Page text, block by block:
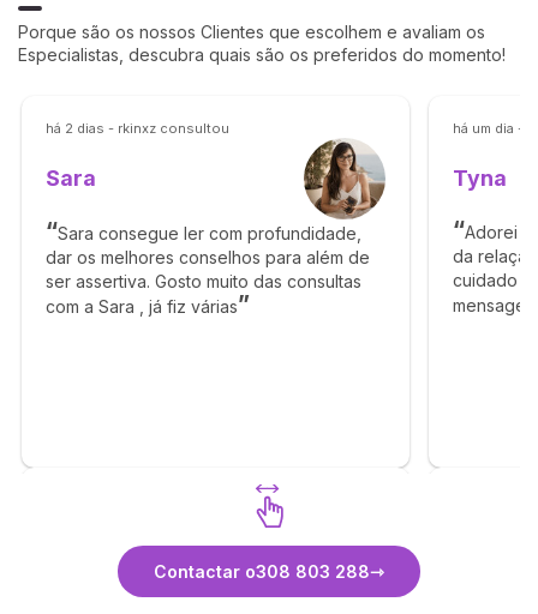
Porque são os nossos Clientes que escolhem e avaliam os
Especialistas, descubra quais são os preferidos do momento!
há 2 dias - rkinxz consultou
Sara
Sara consegue ler com profundidade,
dar os melhores conselhos para além de
ser assertiva. Gosto muito das consultas
com a Sara , já fiz várias
há um dia -
Tyna
Adorei a
da
cuidado
Contactar o308 803 288